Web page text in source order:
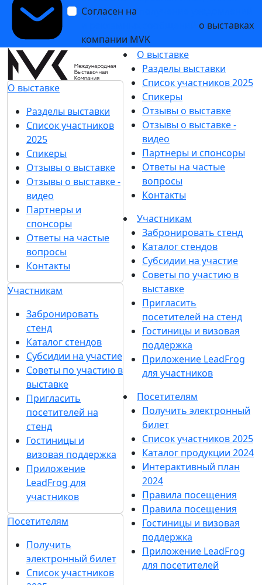
Согласен на
о выставках
компании MVK
О выставке
Разделы выставки
Список участников
2025
Спикеры
Отзывы о выставке
Отзывы о выставке -
видео
Партнеры и
спонсоры
Ответы на частые
вопросы
Контакты
Участникам
Забронировать
стенд
Каталог стендов
Субсидии на участие
Советы по участию в
выставке
Пригласить
посетителей на
стенд
Гостиницы и
визовая поддержка
Приложение
LeadFrog для
участников
Посетителям
Получить
электронный билет
Список участников
О выставке
Разделы выставки
Список участников 2025
Спикеры
Отзывы о выставке
Отзывы о выставке -
видео
Партнеры и спонсоры
Ответы на частые
вопросы
Контакты
Участникам
Забронировать стенд
Каталог стендов
Субсидии на участие
Советы по участию в
выставке
Пригласить
посетителей на стенд
Гостиницы и визовая
поддержка
Приложение LeadFrog
для участников
Посетителям
Получить электронный
билет
Список участников 2025
Каталог продукции 2024
Интерактивный план
2024
Правила посещения
Правила посещения
Гостиницы и визовая
поддержка
Приложение LeadFrog
для посетителей